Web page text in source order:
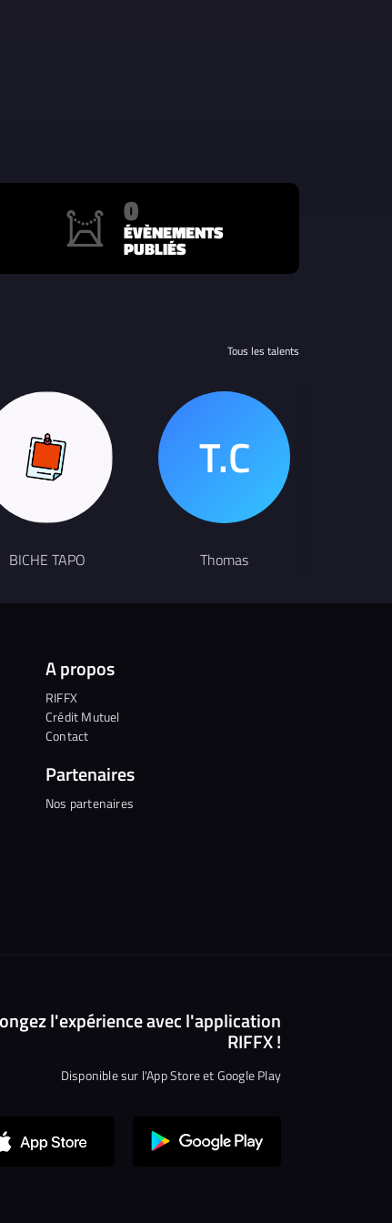
0
ÉVÈNEMENTS
PUBLIÉS
Tous les talents
BICHE TAPO Thomas
A propos
RIFFX
Crédit Mutuel
Contact
Partenaires
Nos partenaires
l'expérience avec l'application
RIFFX !
Disponible sur l'App Store et Google Play